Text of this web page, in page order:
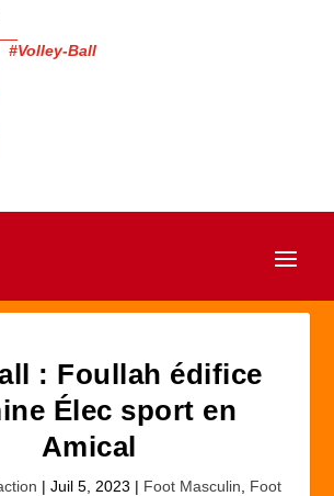
Ball
: Foullah édifice
Élec sport en
Amical
| Juil 5, 2023 | Foot Masculin
Foot